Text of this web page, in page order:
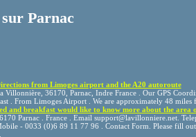
sur Parnac
from Limoges airport and the A20 autoroute
Villonnière, 36170, Parnac, Indre France . Our GPS
. From Limoges Airport . We are approximately 48
and breakfast would like to know more about the area
Parnac . France . Email support@lavillonniere.net.
- 0033 (0)6 89 11 77 96 . Contact Form. Please fill